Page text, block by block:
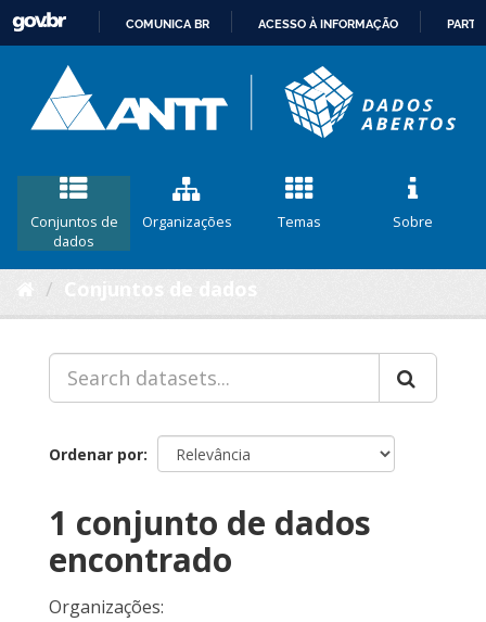
CONTEÚDO
COMUNICA BR ACESSO À INFORMAÇÃO
Conjuntos de
dados
Organizações Temas Sobre
Ordenar por
1 conjunto de dados
encontrado
Organizações: